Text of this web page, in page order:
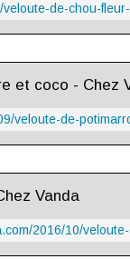
de-chou-
et coco - Chez
veloute-de-
Vanda
2016/10/